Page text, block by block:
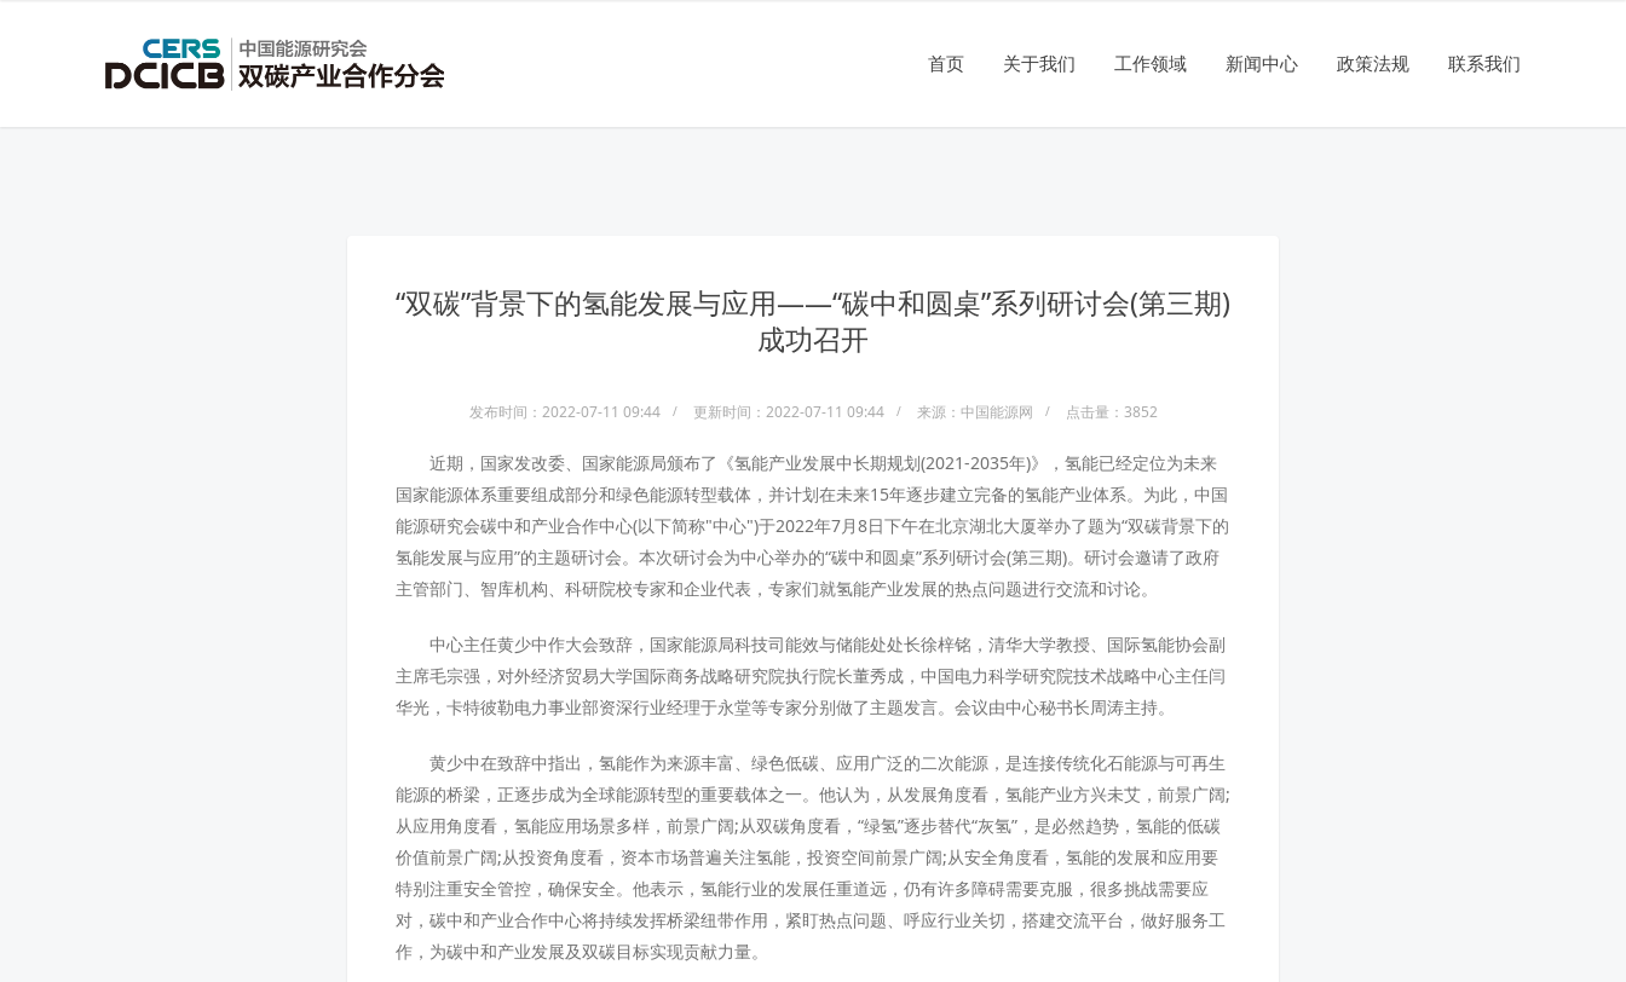
首页 关于我们 工作领域 新闻中心 政策法规 联系我们
“双碳”背景下的氢能发展与应用——“碳中和圆桌”系列研讨会(第三期)
成功召开
发布时间：2022-07-11 09:44 更新时间：2022-07-11 09:44 来源：中国能源网 点击量：3852
近期，国家发改委、国家能源局颁布了《氢能产业发展中长期规划(2021-2035年)》，氢能已经定位为未来
国家能源体系重要组成部分和绿色能源转型载体，并计划在未来15年逐步建立完备的氢能产业体系。为此，中国
能源研究会碳中和产业合作中心(以下简称"中心")于2022年7月8日下午在北京湖北大厦举办了题为“双碳背景下的
氢能发展与应用”的主题研讨会。本次研讨会为中心举办的“碳中和圆桌”系列研讨会(第三期)。研讨会邀请了政府
主管部门、智库机构、科研院校专家和企业代表，专家们就氢能产业发展的热点问题进行交流和讨论。
中心主任黄少中作大会致辞，国家能源局科技司能效与储能处处长徐梓铭，清华大学教授、国际氢能协会副
主席毛宗强，对外经济贸易大学国际商务战略研究院执行院长董秀成，中国电力科学研究院技术战略中心主任闫
华光，卡特彼勒电力事业部资深行业经理于永堂等专家分别做了主题发言。会议由中心秘书长周涛主持。
黄少中在致辞中指出，氢能作为来源丰富、绿色低碳、应用广泛的二次能源，是连接传统化石能源与可再生
能源的桥梁，正逐步成为全球能源转型的重要载体之一。他认为，从发展角度看，氢能产业方兴未艾，前景广阔;
从应用角度看，氢能应用场景多样，前景广阔;从双碳角度看，“绿氢”逐步替代“灰氢”，是必然趋势，氢能的低碳
价值前景广阔;从投资角度看，资本市场普遍关注氢能，投资空间前景广阔;从安全角度看，氢能的发展和应用要
特别注重安全管控，确保安全。他表示，氢能行业的发展任重道远，仍有许多障碍需要克服，很多挑战需要应
对，碳中和产业合作中心将持续发挥桥梁纽带作用，紧盯热点问题、呼应行业关切，搭建交流平台，做好服务工
作，为碳中和产业发展及双碳目标实现贡献力量。